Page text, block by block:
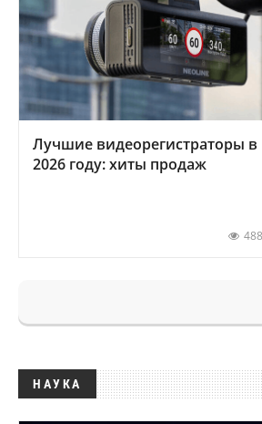
Лучшие видеорегистраторы в
2026 году: хиты продаж
НАУКА